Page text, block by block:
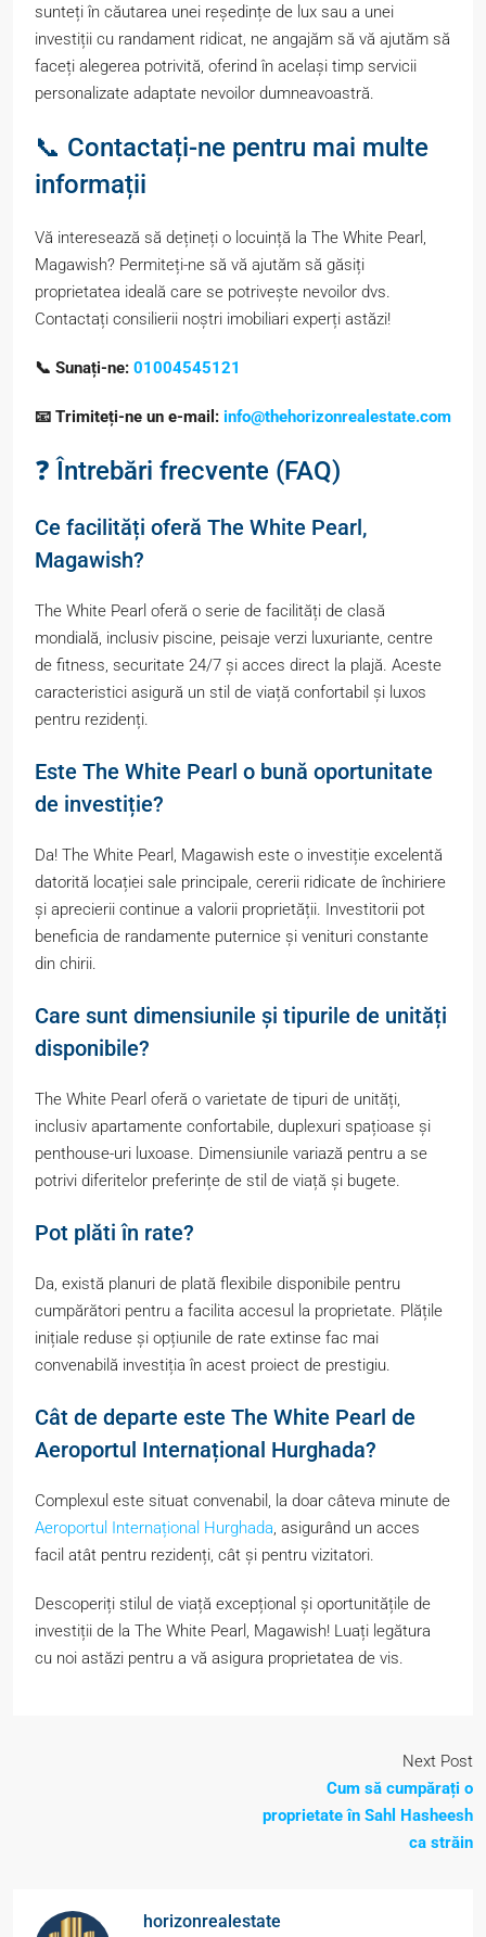
sunteți în căutarea unei reședințe de lux sau a unei
investiții cu randament ridicat, ne angajăm să vă ajutăm să
faceți alegerea potrivită, oferind în același timp servicii
personalizate adaptate nevoilor dumneavoastră.
📞 Contactați-ne pentru mai multe
informații
Vă interesează să dețineți o locuință la The White Pearl,
Magawish? Permiteți-ne să vă ajutăm să găsiți
proprietatea ideală care se potrivește nevoilor dvs.
Contactați consilierii noștri imobiliari experți astăzi!
📞 Sunați-ne: 01004545121
📧 Trimiteți-ne un e-mail: info@thehorizonrealestate.com
❓ Întrebări frecvente (FAQ)
Ce facilități oferă The White Pearl,
Magawish?
The White Pearl oferă o serie de facilități de clasă
mondială, inclusiv piscine, peisaje verzi luxuriante, centre
de fitness, securitate 24/7 și acces direct la plajă. Aceste
caracteristici asigură un stil de viață confortabil și luxos
pentru rezidenți.
Este The White Pearl o bună oportunitate
de investiție?
Da! The White Pearl, Magawish este o investiție excelentă
datorită locației sale principale, cererii ridicate de închiriere
și aprecierii continue a valorii proprietății. Investitorii pot
beneficia de randamente puternice și venituri constante
din chirii.
Care sunt dimensiunile și tipurile de unități
disponibile?
The White Pearl oferă o varietate de tipuri de unități,
inclusiv apartamente confortabile, duplexuri spațioase și
penthouse-uri luxoase. Dimensiunile variază pentru a se
potrivi diferitelor preferințe de stil de viață și bugete.
Pot plăti în rate?
Da, există planuri de plată flexibile disponibile pentru
cumpărători pentru a facilita accesul la proprietate. Plățile
inițiale reduse și opțiunile de rate extinse fac mai
convenabilă investiția în acest proiect de prestigiu.
Cât de departe este The White Pearl de
Aeroportul Internațional Hurghada?
Complexul este situat convenabil, la doar câteva minute de
Aeroportul Internațional Hurghada , asigurând un acces
facil atât pentru rezidenți, cât și pentru vizitatori.
Descoperiți stilul de viață excepțional și oportunitățile de
investiții de la The White Pearl, Magawish! Luați legătura
cu noi astăzi pentru a vă asigura proprietatea de vis.
Next Post
Cum să cumpărați o
proprietate în Sahl Hasheesh
ca străin
horizonrealestate